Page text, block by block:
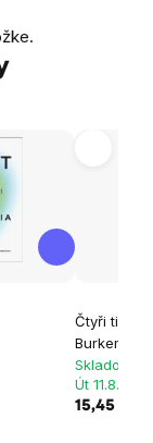
Čtyři tisíce
Burkeman
Skladom >
Út 11.8. u
15,45 €